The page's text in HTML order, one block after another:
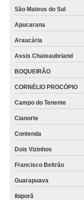
São Mateus do Sul
Apucarana
Araucária
Assis Chateaubriand
BOQUEIRÃO
CORNÉLIO PROCÓPIO
Campo do Tenente
Cianorte
Contenda
Dois Vizinhos
Francisco Beltrão
Guarapuava
Ibiporã